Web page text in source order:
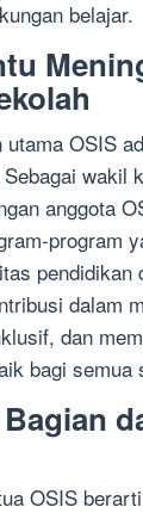
belajar.
OSIS
wakil
anggota
program
pendidikan
dalam
dan
bagi semua
OSIS